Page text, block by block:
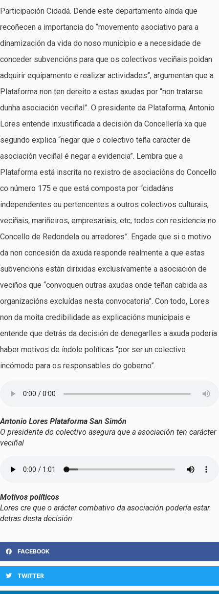
Participación Cidadá. Dende este departamento aínda que
recoñecen a importancia do “movemento asociativo para a
dinamización da vida do noso municipio e a necesidade de
conceder subvencións para que os colectivos veciñais poidan
adquirir equipamento e realizar actividades”, argumentan que a
Plataforma non ten dereito a estas axudas por “non tratarse
dunha asociación veciñal”. O presidente da Plataforma, Antonio
Lores entende inxustificada a decisión da Concellería xa que
segundo explica “negar que o colectivo teña carácter de
asociación veciñal é negar a evidencia”. Lembra que a
Plataforma está inscrita no rexistro de asociacións do Concello
co número 175 e que está composta por “cidadáns
independentes ou pertencentes a outros colectivos culturais,
veciñais, mariñeiros, empresariais, etc; todos con residencia no
Concello de Redondela ou arredores”. Engade que si o motivo
da non concesión da axuda responde realmente a que estas
subvencións están dirixidas exclusivamente a asociación de
veciños que “convoquen outras axudas onde teñan cabida as
organizacións excluídas nesta convocatoria”. Con todo, Lores
non da moita credibilidade as explicacións municipais e
entende que detrás da decisión de denegarlles a axuda podería
haber motivos de índole políticas “por ser un colectivo
incómodo para os responsables do goberno”.
Antonio Lores Plataforma San Simón
O presidente do colectivo asegura que a asociación ten carácter
veciñal
Motivos políticos
Lores cre que o arácter combativo da asociación podería estar
detras desta decisión
FACEBOOK
TWITTER